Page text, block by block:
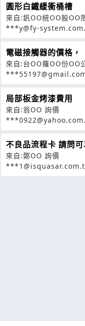
圓形白鐵緩衝桶槽
來自:釩OO統OO股OO
***y@fy-
電磁接觸器的價格，
來自:台OO羅OO份OO
局部板金烤漆費用
來自:翁OO 詢價
不良品流程卡 請問
來自:鄭OO 詢價